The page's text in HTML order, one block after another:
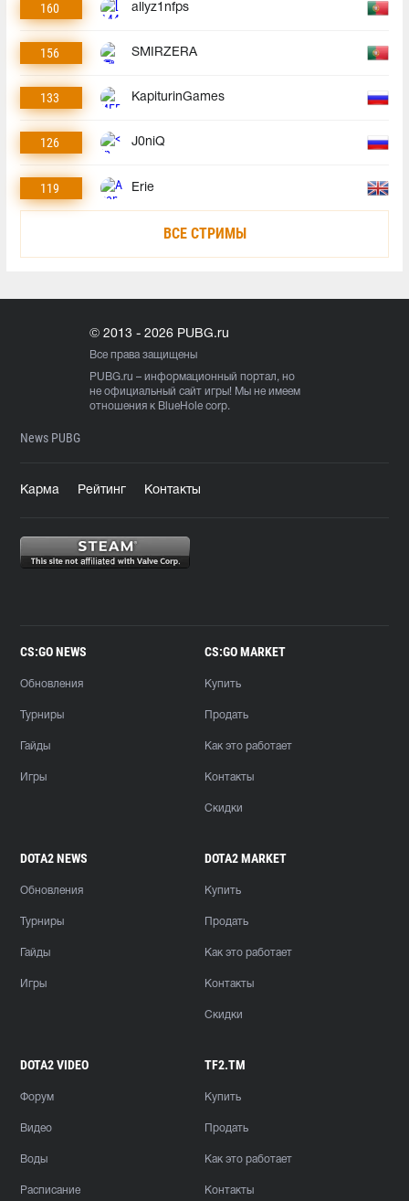
160 allyz1nfps
156 SMIRZERA
133 KapiturinGames
126 J0niQ
119 Erie
ВСЕ СТРИМЫ
© 2013 - 2026 PUBG.ru
Все права защищены
PUBG.ru – информационный портал, но
не официальный сайт игры! Мы не имеем
отношения к BlueHole corp.
News PUBG
Карма Рейтинг Контакты
CS:GO NEWS
Обновления
Турниры
Гайды
Игры
CS:GO MARKET
Купить
Продать
Как это работает
Контакты
Скидки
DOTA2 NEWS
Обновления
Турниры
Гайды
Игры
DOTA2 MARKET
Купить
Продать
Как это работает
Контакты
Скидки
DOTA2 VIDEO
Форум
Видео
Воды
Расписание
TF2.TM
Купить
Продать
Как это работает
Контакты